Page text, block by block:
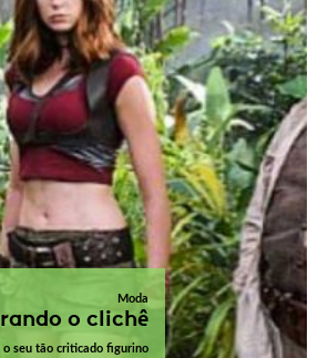
Moda
o clichê
o seu tão criticado figurino